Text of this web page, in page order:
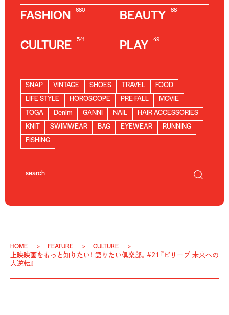
FASHION 680 BEAUTY 88
CULTURE 541 PLAY 49
SNAP VINTAGE SHOES TRAVEL
FOOD
LIFE STYLE
HOROSCOPE PRE-FALL
MOVIE
TOGA
Denim GANNI NAIL
HAIR ACCESSORIES
KNIT
SWIMWEAR BAG EYEWEAR
RUNNING
FISHING
HOME FEATURE
CULTURE
上映映画をもっと知りたい！ 語りたい倶楽部。#21『ビリーブ 未来への
大逆転』